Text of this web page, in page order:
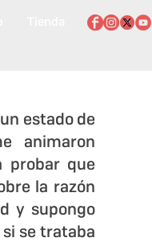
estado de
animaron
probar que
la razón
y supongo
se trataba